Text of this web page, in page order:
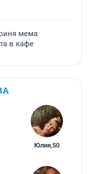
мема
в кафе
Юлия,50